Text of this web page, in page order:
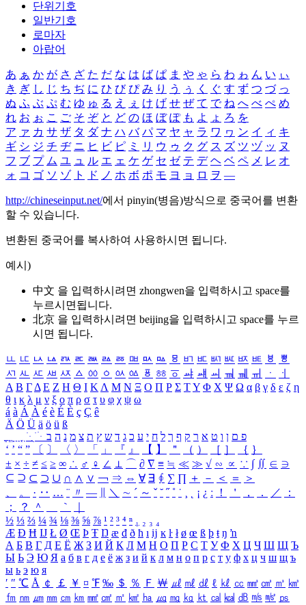
단위기호
일반기호
로마자
아랍어
あ ぁ か が さ ざ た だ な は ば ぱ ま や ゃ ら わ ゎ ん い ぃ
き ぎ し じ ち ぢ に ひ び ぴ み り う ぅ く ぐ す ず つ づ っ
ぬ ふ ぶ ぷ む ゆ ゅ る え ぇ け げ せ ぜ て で ね へ べ ぺ め
れ お ぉ こ ご そ ぞ と ど の ほ ぼ ぽ も よ ょ ろ を
ア ァ カ サ ザ タ ダ ナ ハ バ パ マ ヤ ャ ラ ワ ヮ ン イ ィ キ
ギ シ ジ チ ヂ ニ ヒ ビ ピ ミ リ ウ ゥ ク グ ス ズ ツ ヅ ッ ヌ
フ ブ プ ム ユ ュ ル エ ェ ケ ゲ セ ゼ テ デ ヘ ベ ペ メ レ オ
ォ コ ゴ ソ ゾ ト ド ノ ホ ボ ポ モ ヨ ョ ロ ヲ ―
http://chineseinput.net/에서 pinyin(병음)방식으로 중국어를 변환
할 수 있습니다.
변환된 중국어를 복사하여 사용하시면 됩니다.
예시)
中文 을 입력하시려면 zhongwen을 입력하시고 space를
누르시면됩니다.
北京 을 입력하시려면 beijing을 입력하시고 space를 누르
시면 됩니다.
ㅥ ㅦ ㅧ ㅨ ㅩ ㅪ ㅫ ㅬ ㅭ ㅮ ㅯ ㅰ ㅱ ㅲ ㅳ ㅴ ㅵ ㅶ ㅷ ㅸ
ㅹ
ㅺ ㅻ ㅼ ㅽ ㅾ ㅿ ㆀ ㆁ ㆂ ㆃ ㆄ ㆅ ㆆ ㆇ ㆈ ㆉ ㆊ ㆋ ㆌ ㆍ
ㆎ
Α Β ΓΔ Ε Ζ Η Θ Ι ΚΛ Μ Ν Ξ Ο Π Ρ Σ ΤΥ Φ Χ Ψ Ω α β γ δ ε ζ η
θ ι κ λ μ ν ξ ο π ρ σ τ υ φ χ ψ ω
á à Á À é è É È ç Ç ê
Ä Ö Ü ä ö ü ß
ִֶֹ ֻּ ׁׂ פ ם ן ו ט א ר ק ף ך ל ח י ע כ ג ד ש ץ ת צ מ נ ה ב
‘ ’ “ ” 〔 〕 〈 〉 「 」 『 』 【 】 ＂ （ ） ［ ］ ｛ ｝
± × ÷ ≠ ≤ ≥ ∞ ∴ ♂ ♀ ∠ ⊥ ⌒ ∂ ∇ ≡ ≒ ≪ ≫ √ ∽ ∝ ∵ ∫ ∬ ∈ ∋
⊆ ⊇ ⊂ ⊃ ∪ ∩ ∧ ∨ ￢ ⇒ ⇔ ∀ ∃ ∮ ∑ ∏ ＋ － ＜ ＝
＞
、
。 · ‥ … ¨ 〃 ― ＼ ∼ ´ ～ ˇ ˘ ˝ ˚ ˙ ¸ ¡ ¿ ː ！ ＇ ， ． ／
：
；
？ ＾ ｀
½ ⅓ ⅔ ¼ ¾ ⅛ ⅜ ⅝ ⅞ ¹ ² ³ ⁴ ⁿ ₁ ₂ ₃ ₄
Æ Ð Ħ Ĳ Ł Ø Œ Þ Ŧ Ŋ æ đ ð ħ ı ĳ ĸ ŀ ł ø œ ß þ ŧ ŋ ŉ
А Б В Г Д Е Ё Ж З И Й К Л М Н О П Р С Т У Ф Х Ц Ч Ш Щ Ъ
Ы Ь Э Ю Я а б в г д е ё ж з и й к л м н о п р с т у ф х ц ч ш щ ъ
ы ь э ю я
′ ″ ℃ Å ￠ ￡ ￥ ¤ ℉ ‰ ＄ ％ Ｆ ￦ ㎕ ㎖ ㎗ ℓ ㎘ ㏄ ㎣ ㎤ ㎥ ㎦
㎙ ㎚ ㎛ ㎜ ㎝ ㎞ ㎟ ㎠ ㎡ ㎢ ㏊ ㎍ ㎎ ㎏ ㏏ ㎈ ㎉ ㏈ ㎧ ㎨ ㎰